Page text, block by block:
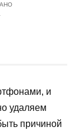
и
удаляем
причиной